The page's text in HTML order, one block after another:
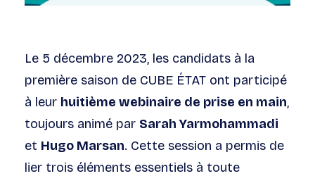
Le 5 décembre 2023, les candidats à la
première saison de CUBE ÉTAT ont participé
à leur huitième webinaire de prise en main,
toujours animé par Sarah Yarmohammadi
et Hugo Marsan. Cette session a permis de
lier trois éléments essentiels à toute